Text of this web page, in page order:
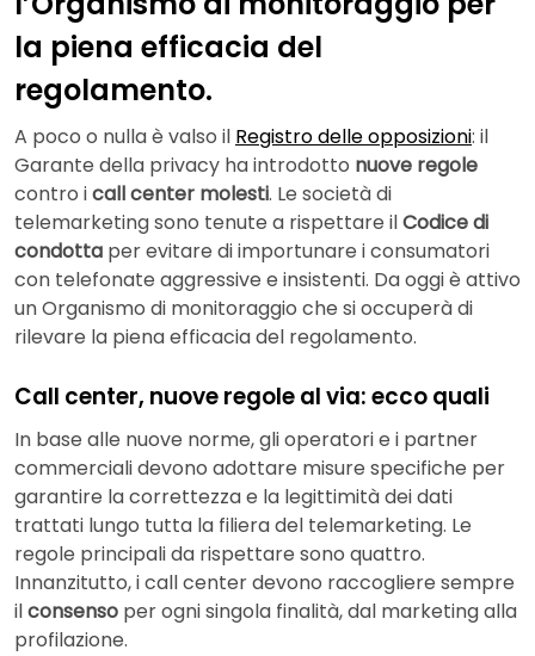
la piena efficacia del
regolamento.
A poco o nulla è valso il Registro delle opposizioni: il
Garante della privacy ha introdotto nuove regole
contro icall center molesti. Le società di
telemarketing sono tenute a rispettare ilCodice di
condotta per evitare di importunare i consumatori
con telefonate aggressive e insistenti. Da oggi è attivo
un Organismo di monitoraggio che si occuperà di
rilevare la piena efficacia del regolamento.
Call center, nuove regole al via: ecco quali
In base alle nuove norme, gli operatori e i partner
commerciali devono adottare misure specifiche per
garantire la correttezza e la legittimità dei dati
trattati lungo tutta la filiera del telemarketing. Le
regole principali da rispettare sono quattro.
Innanzitutto, i call center devono raccogliere sempre
ilconsenso per ogni singola finalità, dal marketing alla
profilazione.